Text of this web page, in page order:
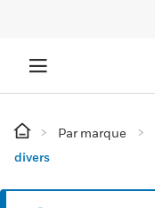
Par marque
divers